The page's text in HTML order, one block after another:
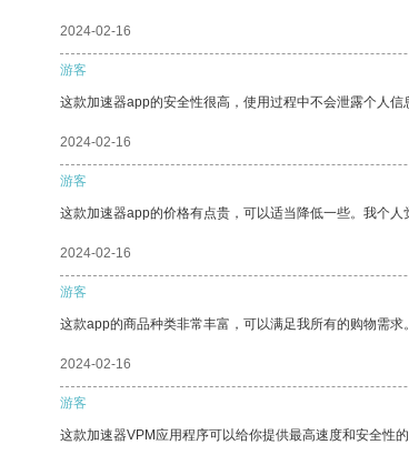
2024-02-16
游客
这款加速器app的安全性很高，使用过程中不会泄露个人信
2024-02-16
游客
这款加速器app的价格有点贵，可以适当降低一些。我个
2024-02-16
游客
这款app的商品种类非常丰富，可以满足我所有的购物需求。
2024-02-16
游客
这款加速器VPM应用程序可以给你提供最高速度和安全性